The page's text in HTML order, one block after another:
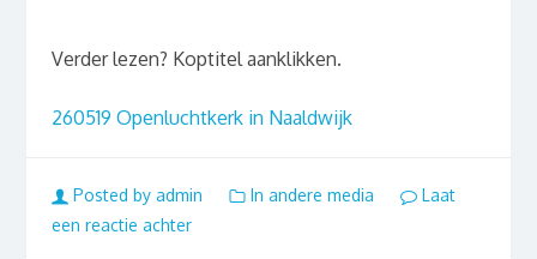
Verder lezen? Koptitel aanklikken.
260519 Openluchtkerk in Naaldwijk
Posted by admin In andere media
Laat
een reactie achter